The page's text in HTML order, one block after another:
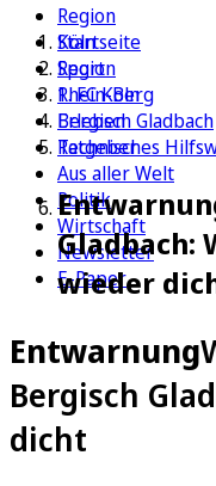
Region
Köln
Sport
1. FC Köln
Erleben
Ratgeber
Aus aller Welt
Politik
Wirtschaft
Newsletter
E-Paper
Startseite
Region
Rhein-Berg
Bergisch Gladbach
Technisches
Gladbach:
wieder
Entwarnung
Bergisch
dicht